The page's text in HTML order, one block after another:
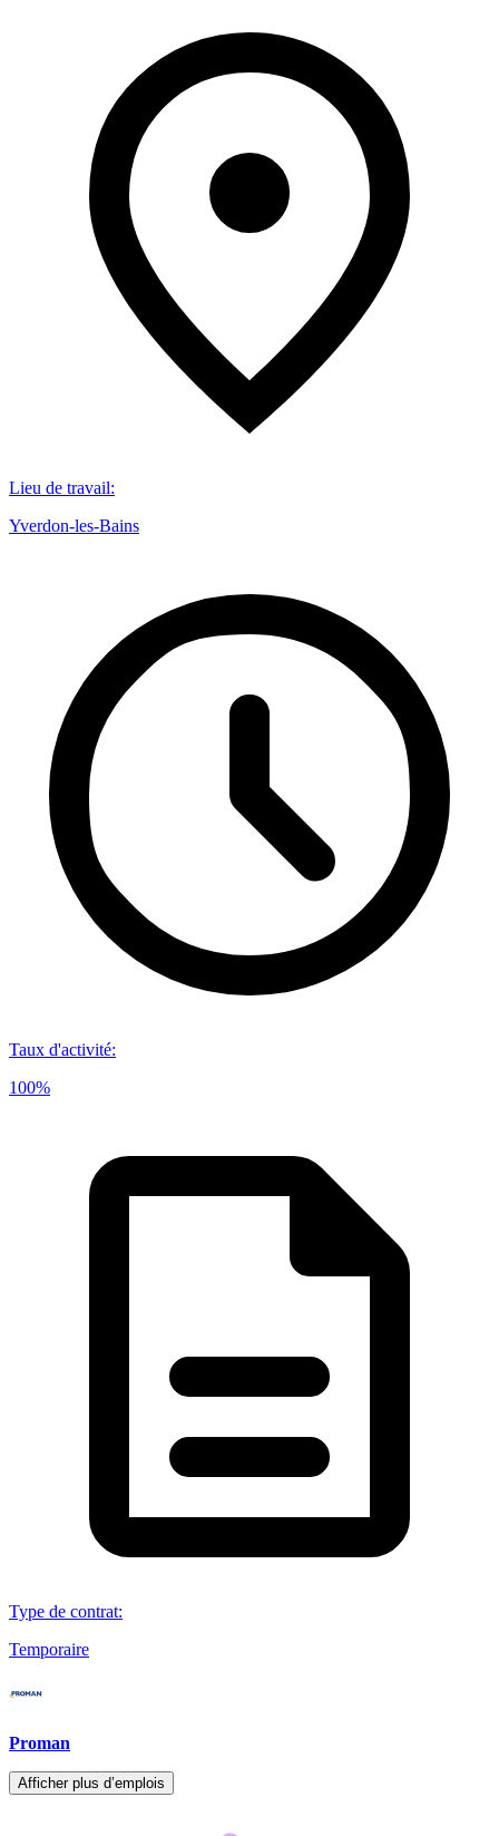
Lieu de travail:
Yverdon-les-Bains
Taux d'activité:
100%
Type de contrat:
Temporaire
Proman
Afficher plus d’emplois